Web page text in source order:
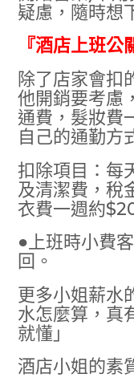
疑慮，隨時想
『酒店上班公
除了店家會扣
他開銷要考慮
通費，髮妝費
自己的通勤方
扣除項目：每
及清潔費，稅
衣費一週約
●上班時小費
回。
更多小姐薪水
水怎麼算，真
就懂」
酒店小姐的素